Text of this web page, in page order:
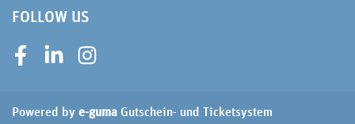
FOLLOW US
FacebookLinkedInInstagram
Powered by e-guma Gutschein- und Ticketsystem